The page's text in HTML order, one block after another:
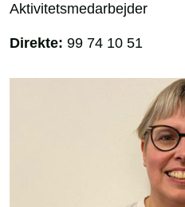
Aktivitetsmedarbejder
Direkte: 99 74 10 51